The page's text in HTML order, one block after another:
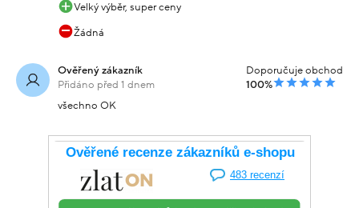
Velký výběr, super ceny
Žádná
Ověřený zákazník
Přidáno před 1 dnem
Doporučuje obchod
100%
všechno OK